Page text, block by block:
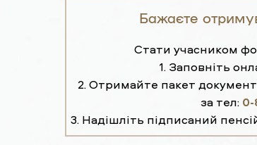
Бажаєте
Стати учасником
1. Заповніть
2. Отримайте пакет
за тел:
3. Надішліть підписаний